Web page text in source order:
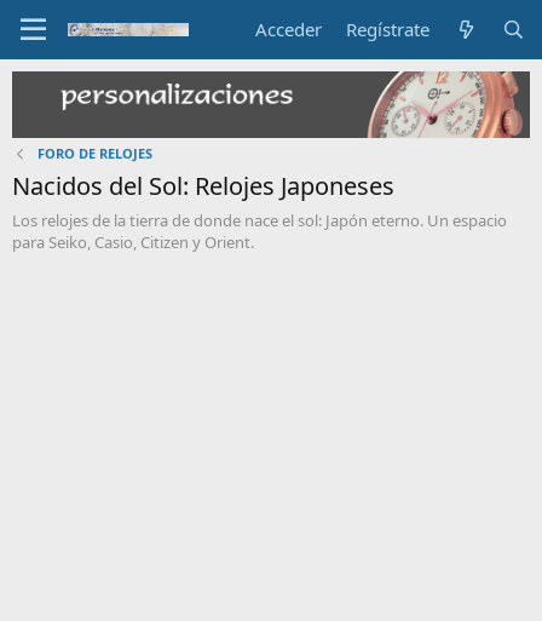
Acceder Regístrate
FORO DE RELOJES
Nacidos del Sol: Relojes Japoneses
Los relojes de la tierra de donde nace el sol: Japón eterno. Un espacio
para Seiko, Casio, Citizen y Orient.